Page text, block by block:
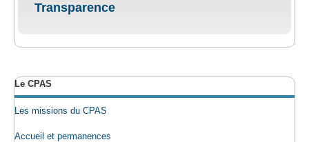
Transparence
Le CPAS
Les missions du CPAS
Accueil et permanences